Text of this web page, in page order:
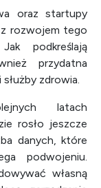
oraz startupy
rozwojem tego
podkreślają
przydatna
zdrowia.
latach
rosło jeszcze
danych, które
podwojeniu.
własną